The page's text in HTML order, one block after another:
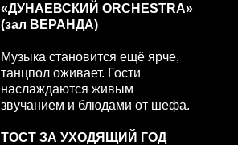
«ДУНАЕВСКИЙ ORCHESTRA»
(зал ВЕРАНДА)
Музыка становится ещё ярче,
танцпол оживает. Гости
наслаждаются живым
звучанием и блюдами от шефа.
ТОСТ ЗА УХОДЯЩИЙ ГОД